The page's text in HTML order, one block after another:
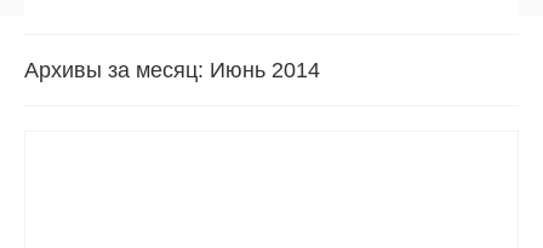
Архивы за месяц: Июнь 2014